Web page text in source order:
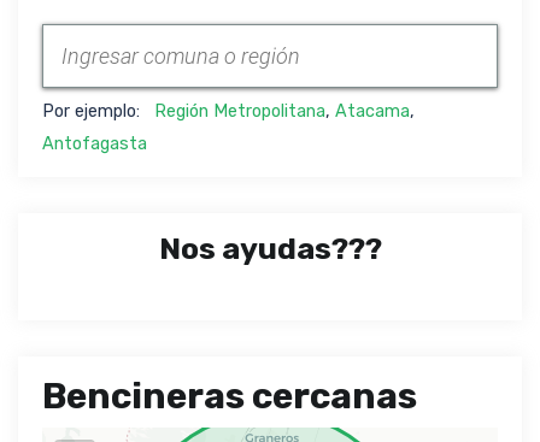
Por ejemplo: Región Metropolitana, Atacama,
Antofagasta
Nos ayudas???
Bencineras cercanas